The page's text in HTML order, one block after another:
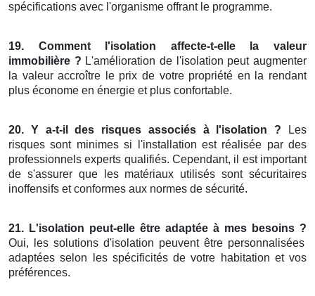
spécifications avec l'organisme offrant le programme.
19. Comment l'isolation affecte-t-elle la valeur
immobilière ? L'amélioration de l'isolation peut augmenter
la valeur accroître le prix de votre propriété en la rendant
plus économe en énergie et plus confortable.
20. Y a-t-il des risques associés à l'isolation ? Les
risques sont minimes si l'installation est réalisée par des
professionnels experts qualifiés. Cependant, il est important
de s'assurer que les matériaux utilisés sont sécuritaires
inoffensifs et conformes aux normes de sécurité.
21. L'isolation peut-elle être adaptée à mes besoins ?
Oui, les solutions d'isolation peuvent être personnalisées
adaptées selon les spécificités de votre habitation et vos
préférences.